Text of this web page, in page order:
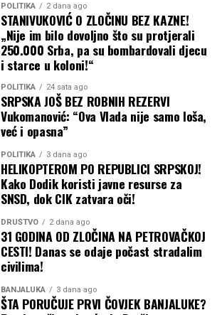
POLITIKA 2 dana ago
STANIVUKOVIĆ O ZLOČINU BEZ KAZNE!
„Nije im bilo dovoljno što su protjerali
250.000 Srba, pa su bombardovali djecu
i starce u koloni!“
POLITIKA 24 sata ago
SRPSKA JOŠ BEZ ROBNIH REZERVI
Vukomanović: “Ova Vlada nije samo loša,
već i opasna”
POLITIKA 3 dana ago
HELIKOPTEROM PO REPUBLICI SRPSKOJ!
Kako Dodik koristi javne resurse za
SNSD, dok CIK zatvara oči!
DRUŠTVO 2 dana ago
31 GODINA OD ZLOČINA NA PETROVAČKOJ
CESTI! Danas se odaje počast stradalim
civilima!
BANJALUKA 3 dana ago
ŠTA PORUČUJE PRVI ČOVJEK BANJALUKE?